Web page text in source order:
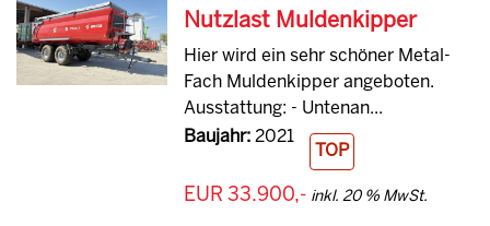
Nutzlast Muldenkipper
Hier wird ein sehr schöner Metal-
Fach Muldenkipper angeboten.
Ausstattung: - Untenan...
Baujahr:2021
TOP
EUR 33.900,- inkl. 20 % MwSt.